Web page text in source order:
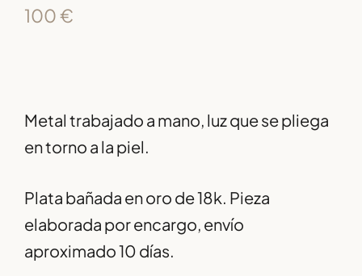
100€
Metal trabajado a mano, luz que se pliega
en torno a la piel.
Plata bañada en oro de 18k. Pieza
elaborada por encargo, envío
aproximado 10 días.